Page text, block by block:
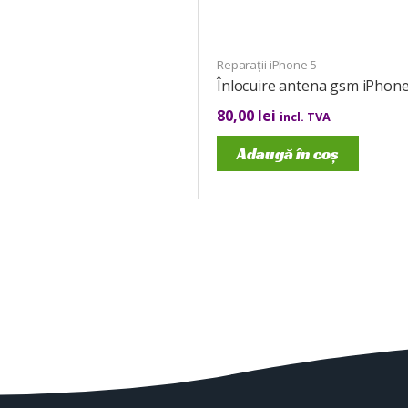
Reparații iPhone 5
Înlocuire antena gsm
80,00 lei incl. TVA
Adaugă în coș